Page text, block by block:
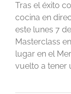
Tras el éxito
cocina en
este lunes 7
Masterclass
lugar en el
vuelto a tener